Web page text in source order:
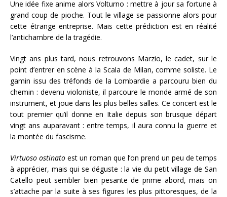
Une idée fixe anime alors Volturno : mettre à jour sa fortune à
grand coup de pioche. Tout le village se passionne alors pour
cette étrange entreprise. Mais cette prédiction est en réalité
l’antichambre de la tragédie.
Vingt ans plus tard, nous retrouvons Marzio, le cadet, sur le
point d’entrer en scène à la Scala de Milan, comme soliste. Le
gamin issu des tréfonds de la Lombardie a parcouru bien du
chemin : devenu violoniste, il parcoure le monde armé de son
instrument, et joue dans les plus belles salles. Ce concert est le
tout premier qu’il donne en Italie depuis son brusque départ
vingt ans auparavant : entre temps, il aura connu la guerre et
la montée du fascisme.
Virtuoso ostinato est un roman que l’on prend un peu de temps
à apprécier, mais qui se déguste : la vie du petit village de San
Catello peut sembler bien pesante de prime abord, mais on
s’attache par la suite à ses figures les plus pittoresques, de la